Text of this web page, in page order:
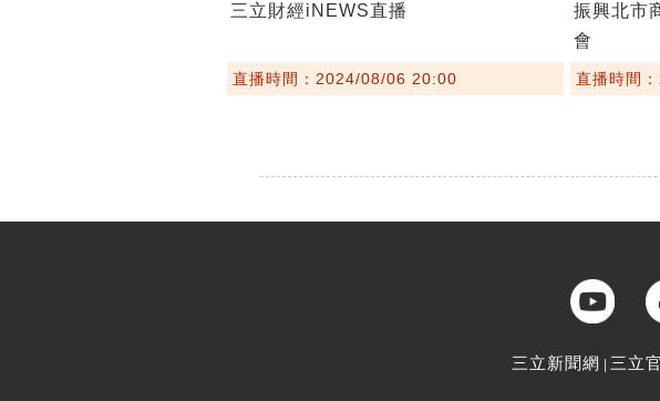
三立財經iNEWS直播
直播時間：2024/08/06 20:00
振興北市
會
直播時間
三立新聞網 三立